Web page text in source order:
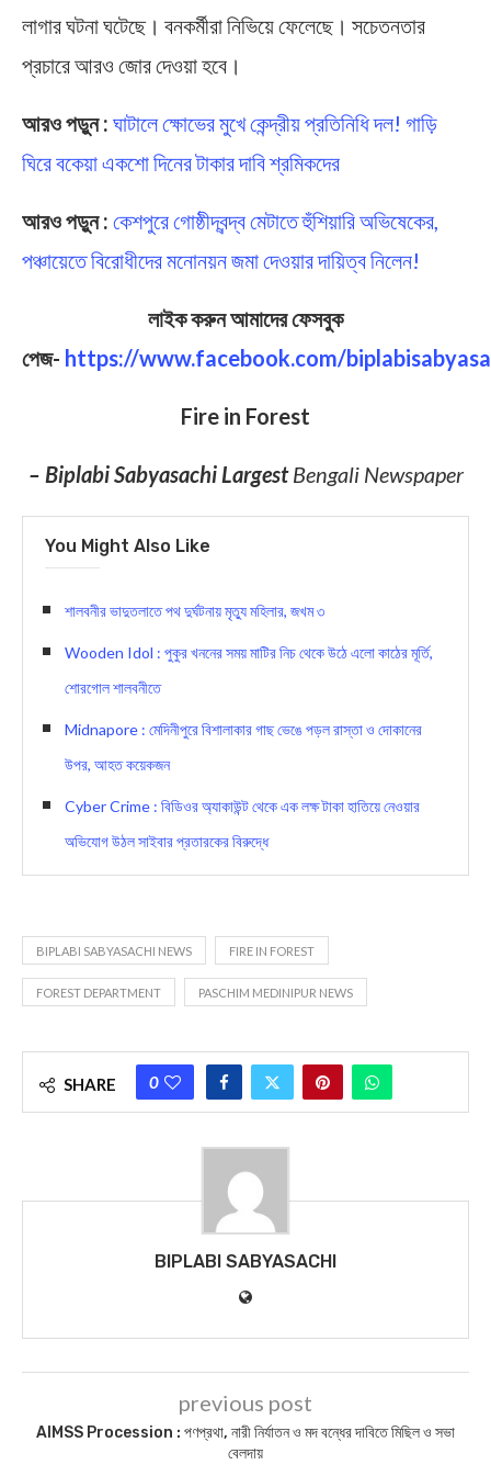
লাগার ঘটনা ঘটেছে। বনকর্মীরা নিভিয়ে ফেলেছে। সচেতনতার
প্রচারে আরও জোর দেওয়া হবে।
আরও পড়ুন : ঘাটালে ক্ষোভের মুখে কেন্দ্রীয় প্রতিনিধি দল! গাড়ি
ঘিরে বকেয়া একশো দিনের টাকার দাবি শ্রমিকদের
আরও পড়ুন : কেশপুরে গোষ্ঠীদ্বন্দ্ব মেটাতে হুঁশিয়ারি অভিষেকের,
পঞ্চায়েতে বিরোধীদের মনোনয়ন জমা দেওয়ার দায়িত্ব নিলেন!
লাইক করুন আমাদের ফেসবুক
পেজ- https://www.facebook.com/
Fire in Forest
– Biplabi Sabyasachi LargestBengali Newspaper
You Might Also Like
শালবনীর ভাদুতলাতে পথ দুর্ঘটনায় মৃত্যু মহিলার, জখম ৩
Wooden Idol : পুকুর খননের সময় মাটির নিচ থেকে উঠে এলো কাঠের মূর্তি,
শোরগোল শালবনীতে
Midnapore : মেদিনীপুরে বিশালাকার গাছ ভেঙে পড়ল রাস্তা ও দোকানের
উপর, আহত কয়েকজন
Cyber Crime : বিডিওর অ্যাকাউন্ট থেকে এক লক্ষ টাকা হাতিয়ে নেওয়ার
অভিযোগ উঠল সাইবার প্রতারকের বিরুদ্ধে
BIPLABI SABYASACHI NEWS FIRE IN FOREST
FOREST DEPARTMENT PASCHIM MEDINIPUR NEWS
SHARE 0
BIPLABI SABYASACHI
previous post
AIMSS Procession : পণপ্রথা, নারী নির্যাতন ও মদ বন্ধের দাবিতে মিছিল ও সভা
বেলদায়